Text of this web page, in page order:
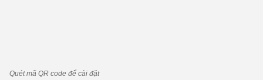
Quét mã QR code để cài đặt